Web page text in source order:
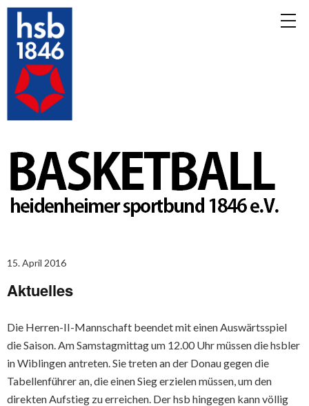
15. April 2016
Aktuelles
Die Herren-II-Mannschaft beendet mit einen Auswärtsspiel
die Saison. Am Samstagmittag um 12.00 Uhr müssen die hsbler
in Wiblingen antreten. Sie treten an der Donau gegen die
Tabellenführer an, die einen Sieg erzielen müssen, um den
direkten Aufstieg zu erreichen. Der hsb hingegen kann völlig